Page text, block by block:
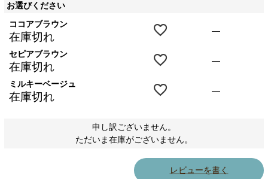
お選びください
ココアブラウン
在庫切れ
—
セピアブラウン
在庫切れ
—
ミルキーベージュ
在庫切れ
—
申し訳ございません。
ただいま在庫がございません。
レビューを書く